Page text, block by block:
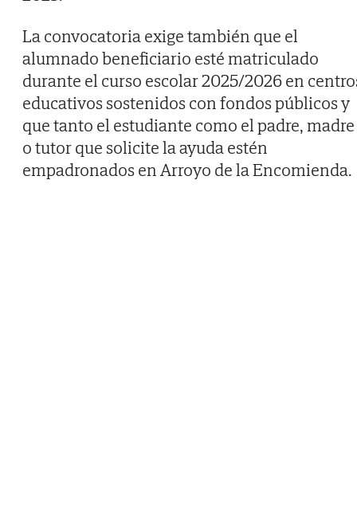
La convocatoria exige también que el
alumnado beneficiario esté matriculado
durante el curso escolar 2025/2026 en
educativos sostenidos con fondos públicos y
que tanto el estudiante como el padre, madre
o tutor que solicite la ayuda estén
empadronados en Arroyo de la Encomienda.